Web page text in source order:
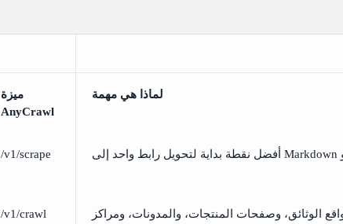
ميزة
AnyCrawl
لماذا هي مهمة
/v1/scrape
/v1/crawl
الوثائق، وصفحات المنتجات، والمدونات، ومراكز